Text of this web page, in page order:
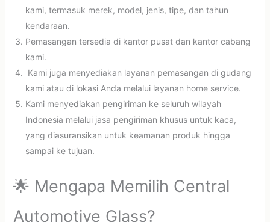
kami, termasuk merek, model, jenis, tipe, dan tahun
kendaraan.
Pemasangan tersedia di kantor pusat dan kantor cabang
kami.
Kami juga menyediakan layanan pemasangan di gudang
kami atau di lokasi Anda melalui layanan home service.
Kami menyediakan pengiriman ke seluruh wilayah
Indonesia melalui jasa pengiriman khusus untuk kaca,
yang diasuransikan untuk keamanan produk hingga
sampai ke tujuan.
🌟 Mengapa Memilih Central
Automotive Glass?